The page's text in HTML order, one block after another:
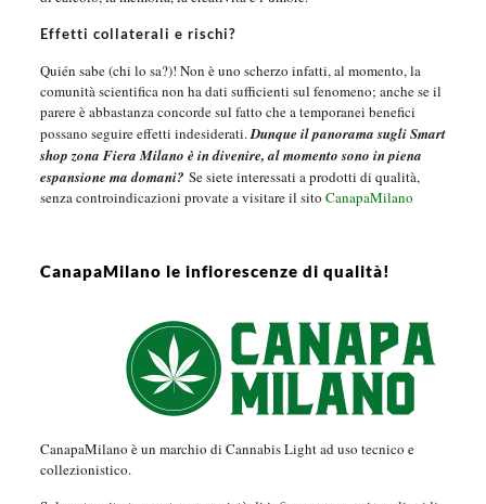
Effetti collaterali e rischi?
Quién sabe (chi lo sa?)! Non è uno scherzo infatti, al momento, la
comunità scientifica non ha dati sufficienti sul fenomeno; anche se il
parere è abbastanza concorde sul fatto che a temporanei benefici
possano seguire effetti indesiderati. Dunque il panorama sugli Smart
shop zona Fiera Milano è in divenire, al momento sono in piena
espansione ma domani? Se siete interessati a prodotti di qualità,
senza controindicazioni provate a visitare il sito CanapaMilano
CanapaMilano le infiorescenze di qualità!
CanapaMilano è un marchio di Cannabis Light ad uso tecnico e
collezionistico.